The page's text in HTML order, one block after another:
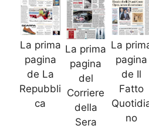
La prima
pagina
de La
Repubbli
ca
La prima
pagina
del
Corriere
della
Sera
La
pagina
de Il
Fatto
no